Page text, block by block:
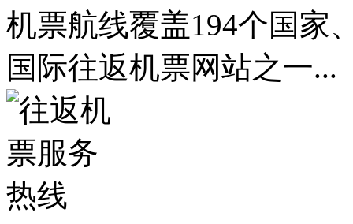
机票航线覆盖194个国家
国际往返机票网站之一...